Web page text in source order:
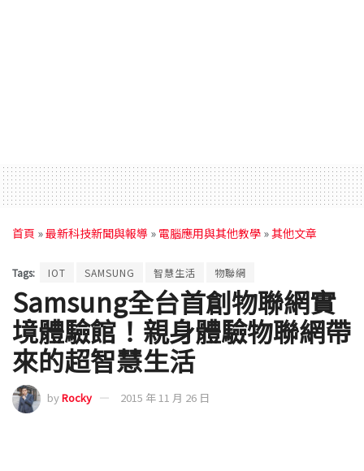
首頁 »最新科技新聞與報導 » 電腦應用與其他教學 »其他文章
Tags: IOT SAMSUNG 智慧生活 物聯網
Samsung全台首創物聯網實
境體驗館！親身體驗物聯網帶
來的超智慧生活
byRocky 2015 年 11 月 26 日